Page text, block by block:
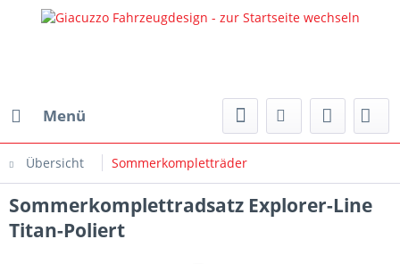
Menü
Übersicht Sommerkompletträder
Sommerkomplettradsatz Explorer-Line
Titan-Poliert